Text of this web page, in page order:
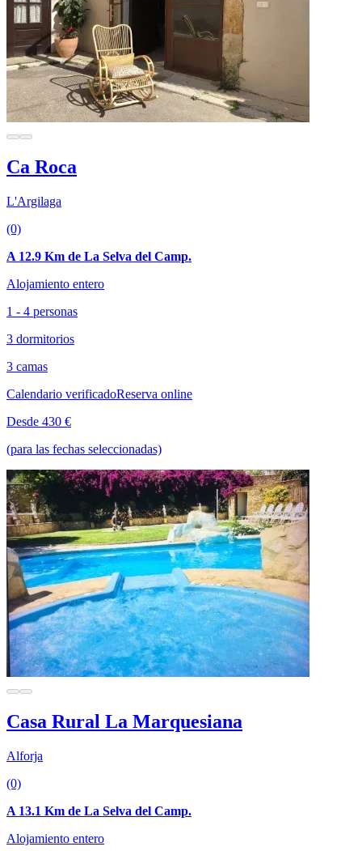
Ca Roca
L'Argilaga
(0)
A 12.9 Km de La Selva del Camp.
Alojamiento entero
1 - 4 personas
3 dormitorios
3 camas
Calendario verificadoReserva online
Desde 430 €
(para las fechas seleccionadas)
Casa Rural La Marquesiana
Alforja
(0)
A 13.1 Km de La Selva del Camp.
Alojamiento entero